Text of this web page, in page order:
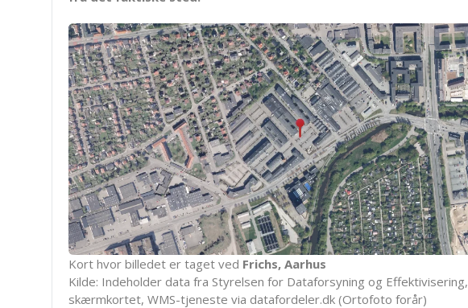
Kort hvor billedet er taget ved Frichs, Aarhus
Kilde: Indeholder data fra Styrelsen for Dataforsyning og Effektivisering,
skærmkortet, WMS-tjeneste via datafordeler.dk (Ortofoto forår)